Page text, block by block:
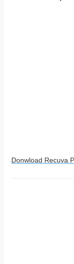
Donwload Recuva